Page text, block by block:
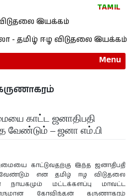
TAMIL
Menu
காட்ட ஜனாதிபதி
வேண்டும் – ஜனா எம்.பி
காட்டுவதற்கு இந்த ஜனாதிபதி
என தமிழ் ஈழ விடுதலை
நாயகமும் மட்டக்களப்பு மாவட்ட
கோவிந்தன் கருணாகரம்